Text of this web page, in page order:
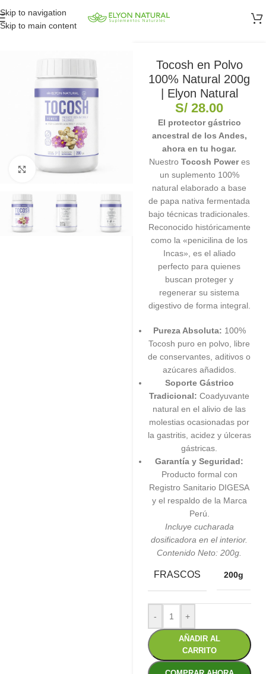
Skip to navigation
Skip to main content
Clic para ampliar
Tocosh en Polvo
100% Natural 200g
| Elyon Natural
S/ 28.00
El protector gástrico
ancestral de los Andes,
ahora en tu hogar.
Nuestro Tocosh Poweres
un suplemento 100%
natural elaborado a base
de papa nativa fermentada
bajo técnicas tradicionales.
Reconocido históricamente
como la «penicilina de los
Incas», es el aliado
perfecto para quienes
buscan proteger y
regenerar su sistema
digestivo de forma integral.
Pureza Absoluta: 100%
Tocosh puro en polvo, libre
de conservantes, aditivos o
azúcares añadidos.
Soporte Gástrico
Tradicional: Coadyuvante
natural en el alivio de las
molestias ocasionadas por
la gastritis, acidez y úlceras
gástricas.
Garantía y Seguridad:
Producto formal con
Registro Sanitario DIGESA
y el respaldo de la Marca
Perú.
Incluye cucharada
dosificadora en el interior.
Contenido Neto: 200g.
FRASCOS 200g
- +
AÑADIR AL
CARRITO